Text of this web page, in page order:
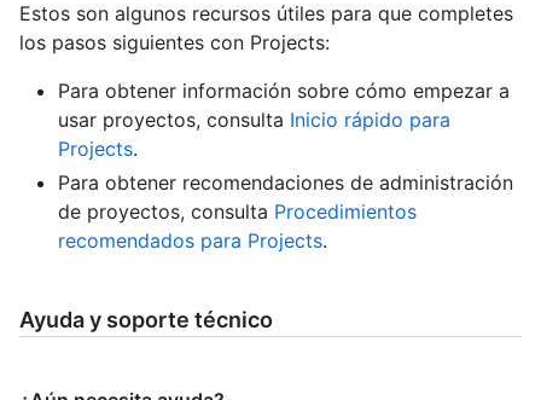
Estos son algunos recursos útiles para que completes
los pasos siguientes con Projects:
Para obtener información sobre cómo empezar a
usar proyectos, consulta Inicio rápido para
Projects.
Para obtener recomendaciones de administración
de proyectos, consulta Procedimientos
recomendados para Projects.
Ayuda y soporte técnico